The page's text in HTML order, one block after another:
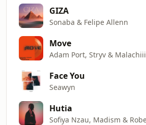
GIZA
Sonaba & Felipe Allenn
Move
Adam Port, Stryv & Malachiii
Face You
Seawyn
Hutia